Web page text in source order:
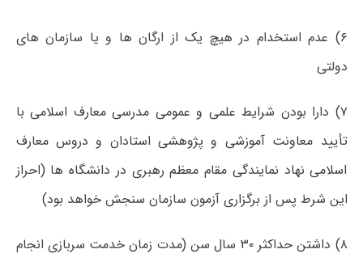
۶) عدم استخدام در هیچ یک از ارگان ها و یا سازمان های
دولتی
۷) دارا بودن شرایط علمی و عمومی مدرسی معارف اسلامی با
تأیید معاونت آموزشی و پژوهشی استادان و دروس معارف
اسلامی نهاد نمایندگی مقام معظم رهبری در دانشگاه ها (احراز
این شرط پس از برگزاری آزمون سازمان سنجش خواهد بود)
۸) داشتن حداکثر ۳۰ سال سن (مدت زمان خدمت سربازی انجام